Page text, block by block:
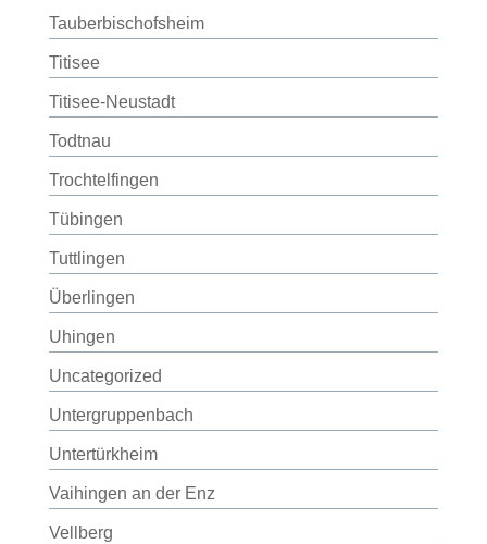
Tauberbischofsheim
Titisee
Titisee-Neustadt
Todtnau
Trochtelfingen
Tübingen
Tuttlingen
Überlingen
Uhingen
Uncategorized
Untergruppenbach
Untertürkheim
Vaihingen an der Enz
Vellberg